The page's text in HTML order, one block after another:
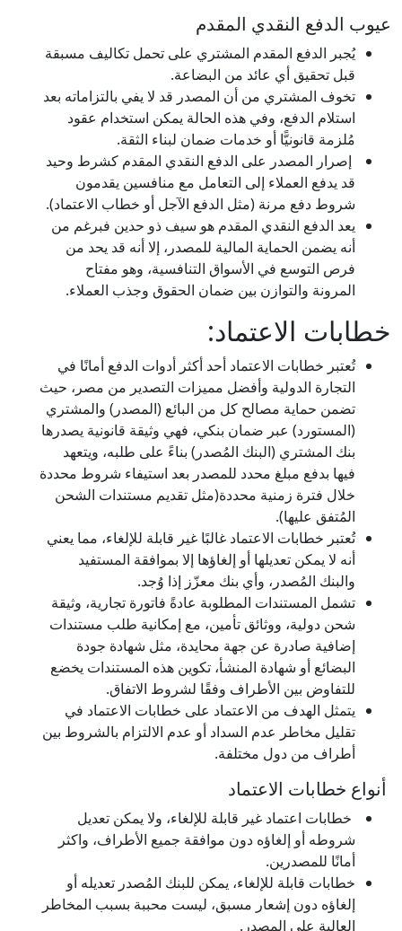
عيوب الدفع النقدي المقدم
يُجبر الدفع المقدم المشتري على تحمل تكاليف مسبقة
قبل تحقيق أي عائد من البضاعة.
تخوف المشتري من أن المصدر قد لا يفي بالتزاماته بعد
استلام الدفع، وفي هذه الحالة يمكن استخدام عقود
مُلزمة قانونيًّا أو خدمات ضمان لبناء الثقة.
إصرار المصدر على الدفع النقدي المقدم كشرط وحيد
قد يدفع العملاء إلى التعامل مع منافسين يقدمون
شروط دفع مرنة (مثل الدفع الآجل أو خطاب الاعتماد).
يعد الدفع النقدي المقدم هو سيف ذو حدين فبرغم من
أنه يضمن الحماية المالية للمصدر، إلا أنه قد يحد من
فرص التوسع في الأسواق التنافسية، وهو مفتاح
المرونة والتوازن بين ضمان الحقوق وجذب العملاء.
خطابات الاعتماد:
تُعتبر خطابات الاعتماد أحد أكثر أدوات الدفع أمانًا في
التجارة الدولية وأفضل مميزات التصدير من مصر، حيث
تضمن حماية مصالح كل من البائع (المصدر) والمشتري
(المستورد) عبر ضمان بنكي، فهي وثيقة قانونية يصدرها
بنك المشتري (البنك المُصدر) بناءً على طلبه، ويتعهد
فيها بدفع مبلغ محدد للمصدر بعد استيفاء شروط محددة
خلال فترة زمنية محددة(مثل تقديم مستندات الشحن
المُتفق عليها).
تُعتبر خطابات الاعتماد غالبًا غير قابلة للإلغاء، مما يعني
أنه لا يمكن تعديلها أو إلغاؤها إلا بموافقة المستفيد
والبنك المُصدر، وأي بنك معزّز إذا وُجد.
تشمل المستندات المطلوبة عادةً فاتورة تجارية، وثيقة
شحن دولية، ووثائق تأمين، مع إمكانية طلب مستندات
إضافية صادرة عن جهة محايدة، مثل شهادة جودة
البضائع أو شهادة المنشأ، تكوين هذه المستندات يخضع
للتفاوض بين الأطراف وفقًا لشروط الاتفاق.
يتمثل الهدف من الاعتماد على خطابات الاعتماد في
تقليل مخاطر عدم السداد أو عدم الالتزام بالشروط بين
أطراف من دول مختلفة.
أنواع خطابات الاعتماد
خطابات اعتماد غير قابلة للإلغاء، ولا يمكن تعديل
شروطه أو إلغاؤه دون موافقة جميع الأطراف، واكثر
أمانًا للمصدرين.
خطابات قابلة للإلغاء، يمكن للبنك المُصدر تعديله أو
إلغاؤه دون إشعار مسبق، ليست محببة بسبب المخاطر
العالية على المصدر.